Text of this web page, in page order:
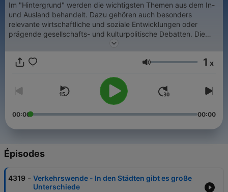
Im "Hintergrund" werden die wichtigsten Themen aus dem In-
und Ausland behandelt. Dazu gehören auch besonders
relevante wirtschaftliche und soziale Entwicklungen oder
prägende gesellschafts- und kulturpolitische Debatten. Die
Sendung vermittelt Vorgeschichte und Zusammenhänge, liefert
immer komplexeren Welt.
Volume 1 x
00:00 00:00
Épisodes
4319 - Verkehrswende - In den Städten gibt es große
Unterschiede